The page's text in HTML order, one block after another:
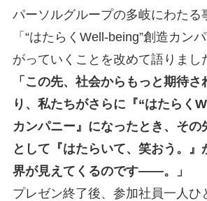
パーソルグループの多岐にわたる
「“はたらくWell-being”創造カン
がっていくことを改めて語りまし
「この先、社会からもっと期待
り、私たちがさらに『“はたらく
カンパニー』になったとき、その
として『はたらいて、笑おう。』
界が見えてくるのです――。」
プレゼン終了後、参加社員一人ひ